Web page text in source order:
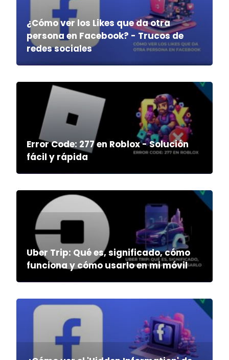
¿Cómo ver los Likes que da otra
persona en Facebook? - Trucos de
redes sociales
Error Code: 277 en Roblox - Solución
fácil y rápida
Uber Trip: Qué es, significado, cómo
funciona y cómo usarlo en mi móvil